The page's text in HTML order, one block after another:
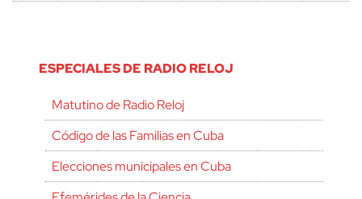
ESPECIALES DE RADIO RELOJ
Matutino de Radio Reloj
Código de las Familias en Cuba
Elecciones municipales en Cuba